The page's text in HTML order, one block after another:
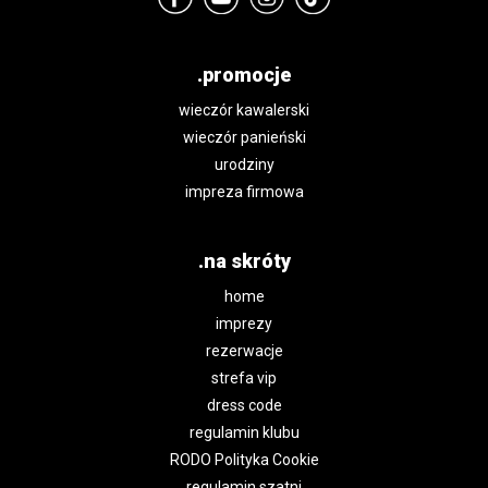
.promocje
wieczór kawalerski
wieczór panieński
urodziny
impreza firmowa
.na skróty
home
imprezy
rezerwacje
strefa vip
dress code
regulamin klubu
RODO Polityka Cookie